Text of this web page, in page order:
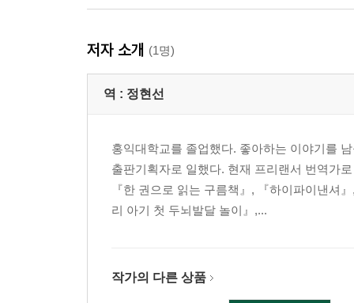
저자 소개 (1명)
역 : 정현선
홍익대학교를 졸업했다. 좋아하는 이야기를
출판기획자로 일했다. 현재 프리랜서 번역가
『한 권으로 읽는 구름책』, 『하이파이낸셔
리 아기 첫 두뇌발달 놀이』,...
작가의 다른 상품